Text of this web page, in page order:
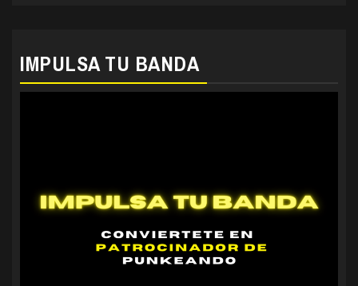
IMPULSA TU BANDA